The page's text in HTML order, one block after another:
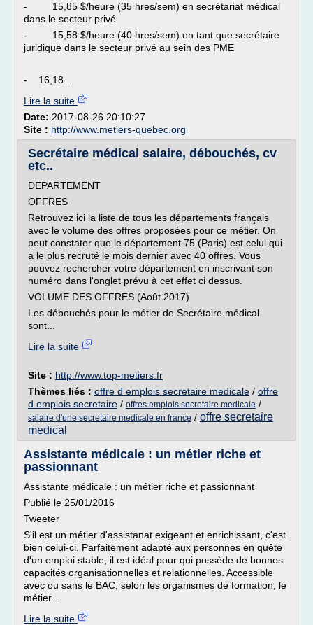
- 15,85 $/heure (35 hres/sem) en secrétariat médical
dans le secteur privé
- 15,58 $/heure (40 hres/sem) en tant que secrétaire
juridique dans le secteur privé au sein des PME
- 16,18...
Lire la suite
Date: 2017-08-26 20:10:27
Site : http://www.metiers-quebec.org
Secrétaire médical salaire, débouchés, cv
etc..
DEPARTEMENT
OFFRES
Retrouvez ici la liste de tous les départements français
avec le volume des offres proposées pour ce métier. On
peut constater que le département 75 (Paris) est celui qui
a le plus recruté le mois dernier avec 40 offres. Vous
pouvez rechercher votre département en inscrivant son
numéro dans l'onglet prévu à cet effet ci dessus.
VOLUME DES OFFRES (Août 2017)
Les débouchés pour le métier de Secrétaire médical
sont...
Lire la suite
Site : http://www.top-metiers.fr
Thèmes liés : offre d emplois secretaire medicale / offre
d emplois secretaire / offres emplois secretaire medicale /
salaire d'une secretaire medicale en france / offre secretaire
medical
Assistante médicale : un métier riche et
passionnant
Assistante médicale : un métier riche et passionnant
Publié le 25/01/2016
Tweeter
S'il est un métier d'assistanat exigeant et enrichissant, c'est
bien celui-ci. Parfaitement adapté aux personnes en quête
d'un emploi stable, il est idéal pour qui possède de bonnes
capacités organisationnelles et relationnelles. Accessible
avec ou sans le BAC, selon les organismes de formation, le
métier...
Lire la suite